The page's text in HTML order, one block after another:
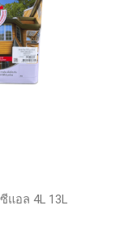
แอล 4L 13L